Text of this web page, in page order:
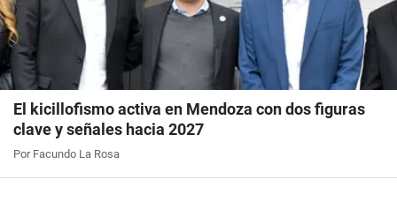
El kicillofismo activa en Mendoza con dos figuras
clave y señales hacia 2027
Por Facundo La Rosa